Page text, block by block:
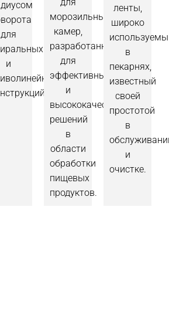
для
и
морозильных
камер,
разработанные
для
эффективных
и
высококачественных
решений
в
области
обработки
пищевых
продуктов.
ленты,
широко
в
пекарнях,
известный
своей
простотой
в
и
очистке.